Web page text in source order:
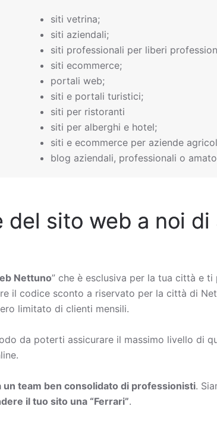
siti vetrina;
siti aziendali;
siti professionali per liberi
siti ecommerce;
portali web;
siti e portali turistici;
siti per ristoranti
siti per alberghi e hotel;
siti e ecommerce per aziende
blog aziendali, professionali o
sito web a noi
Nettuno” che è esclusiva per la tua città e
il codice sconto a riservato per la città di
limitato di clienti mensili.
da poterti assicurare il massimo livello di
un team ben consolidato di professionisti.
il tuo sito una “Ferrari”.